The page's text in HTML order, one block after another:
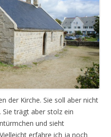
der Kirche. Sie soll aber nicht
trägt aber stolz ein
und sieht
erfahre ich ja noch